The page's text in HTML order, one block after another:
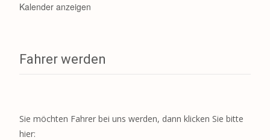
Kalender anzeigen
Fahrer werden
Sie möchten Fahrer bei uns werden, dann klicken Sie bitte
hier: